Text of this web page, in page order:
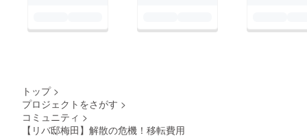
トップ >
プロジェクトをさがす >
コミュニティ >
【リバ邸梅田】解散の危機！移転費用